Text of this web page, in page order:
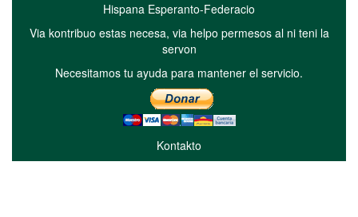
Hispana Esperanto-Federacio
Via kontribuo estas necesa, via helpo permesos al ni teni la
servon
Necesitamos tu ayuda para mantener el servicio.
Kontakto